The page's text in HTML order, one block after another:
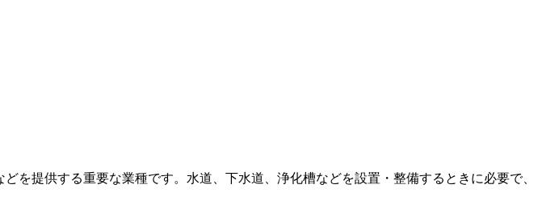
を提供する重要な業種です。水道、下水道、浄化槽などを設置・整備するときに必要で、